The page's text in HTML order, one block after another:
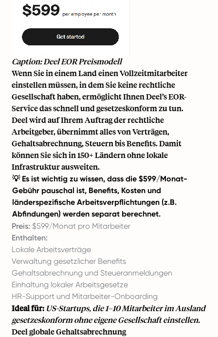
Caption: Deel EOR Preismodell
Wenn Sie in einem Land einen Vollzeitmitarbeiter
einstellen müssen, in dem Sie keine rechtliche
Gesellschaft haben, ermöglicht Ihnen Deel’s EOR-
Service das schnell und gesetzeskonform zu tun.
Deel wird auf Ihrem Auftrag der rechtliche
Arbeitgeber, übernimmt alles von Verträgen,
Gehaltsabrechnung, Steuern bis Benefits. Damit
können Sie sich in 150+ Ländern ohne lokale
Infrastruktur ausweiten.
💡 Es ist wichtig zu wissen, dass die $599/Monat-
Gebühr pauschal ist, Benefits, Kosten und
länderspezifische Arbeitsverpflichtungen (z.B.
Abfindungen) werden separat berechnet.
Preis: $599/Monat pro Mitarbeiter
Enthalten:
Lokale Arbeitsverträge
Verwaltung gesetzlicher Benefits
Gehaltsabrechnung und Steueranmeldungen
Einhaltung lokaler Arbeitsgesetze
HR-Support und Mitarbeiter-Onboarding
Ideal für: US-Startups, die 1–10 Mitarbeiter im Ausland
gesetzeskonform ohne eigene Gesellschaft einstellen.
Deel globale Gehaltsabrechnung